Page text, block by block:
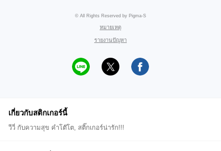
© All Rights Reserved by Pigma-S
หมายเหตุ
รายงานปัญหา
เกี่ยวกับสติกเกอร์นี้
วีวี่ กับความสุข คำโต๊โต, สติ๊กเกอร์น่ารัก!!!